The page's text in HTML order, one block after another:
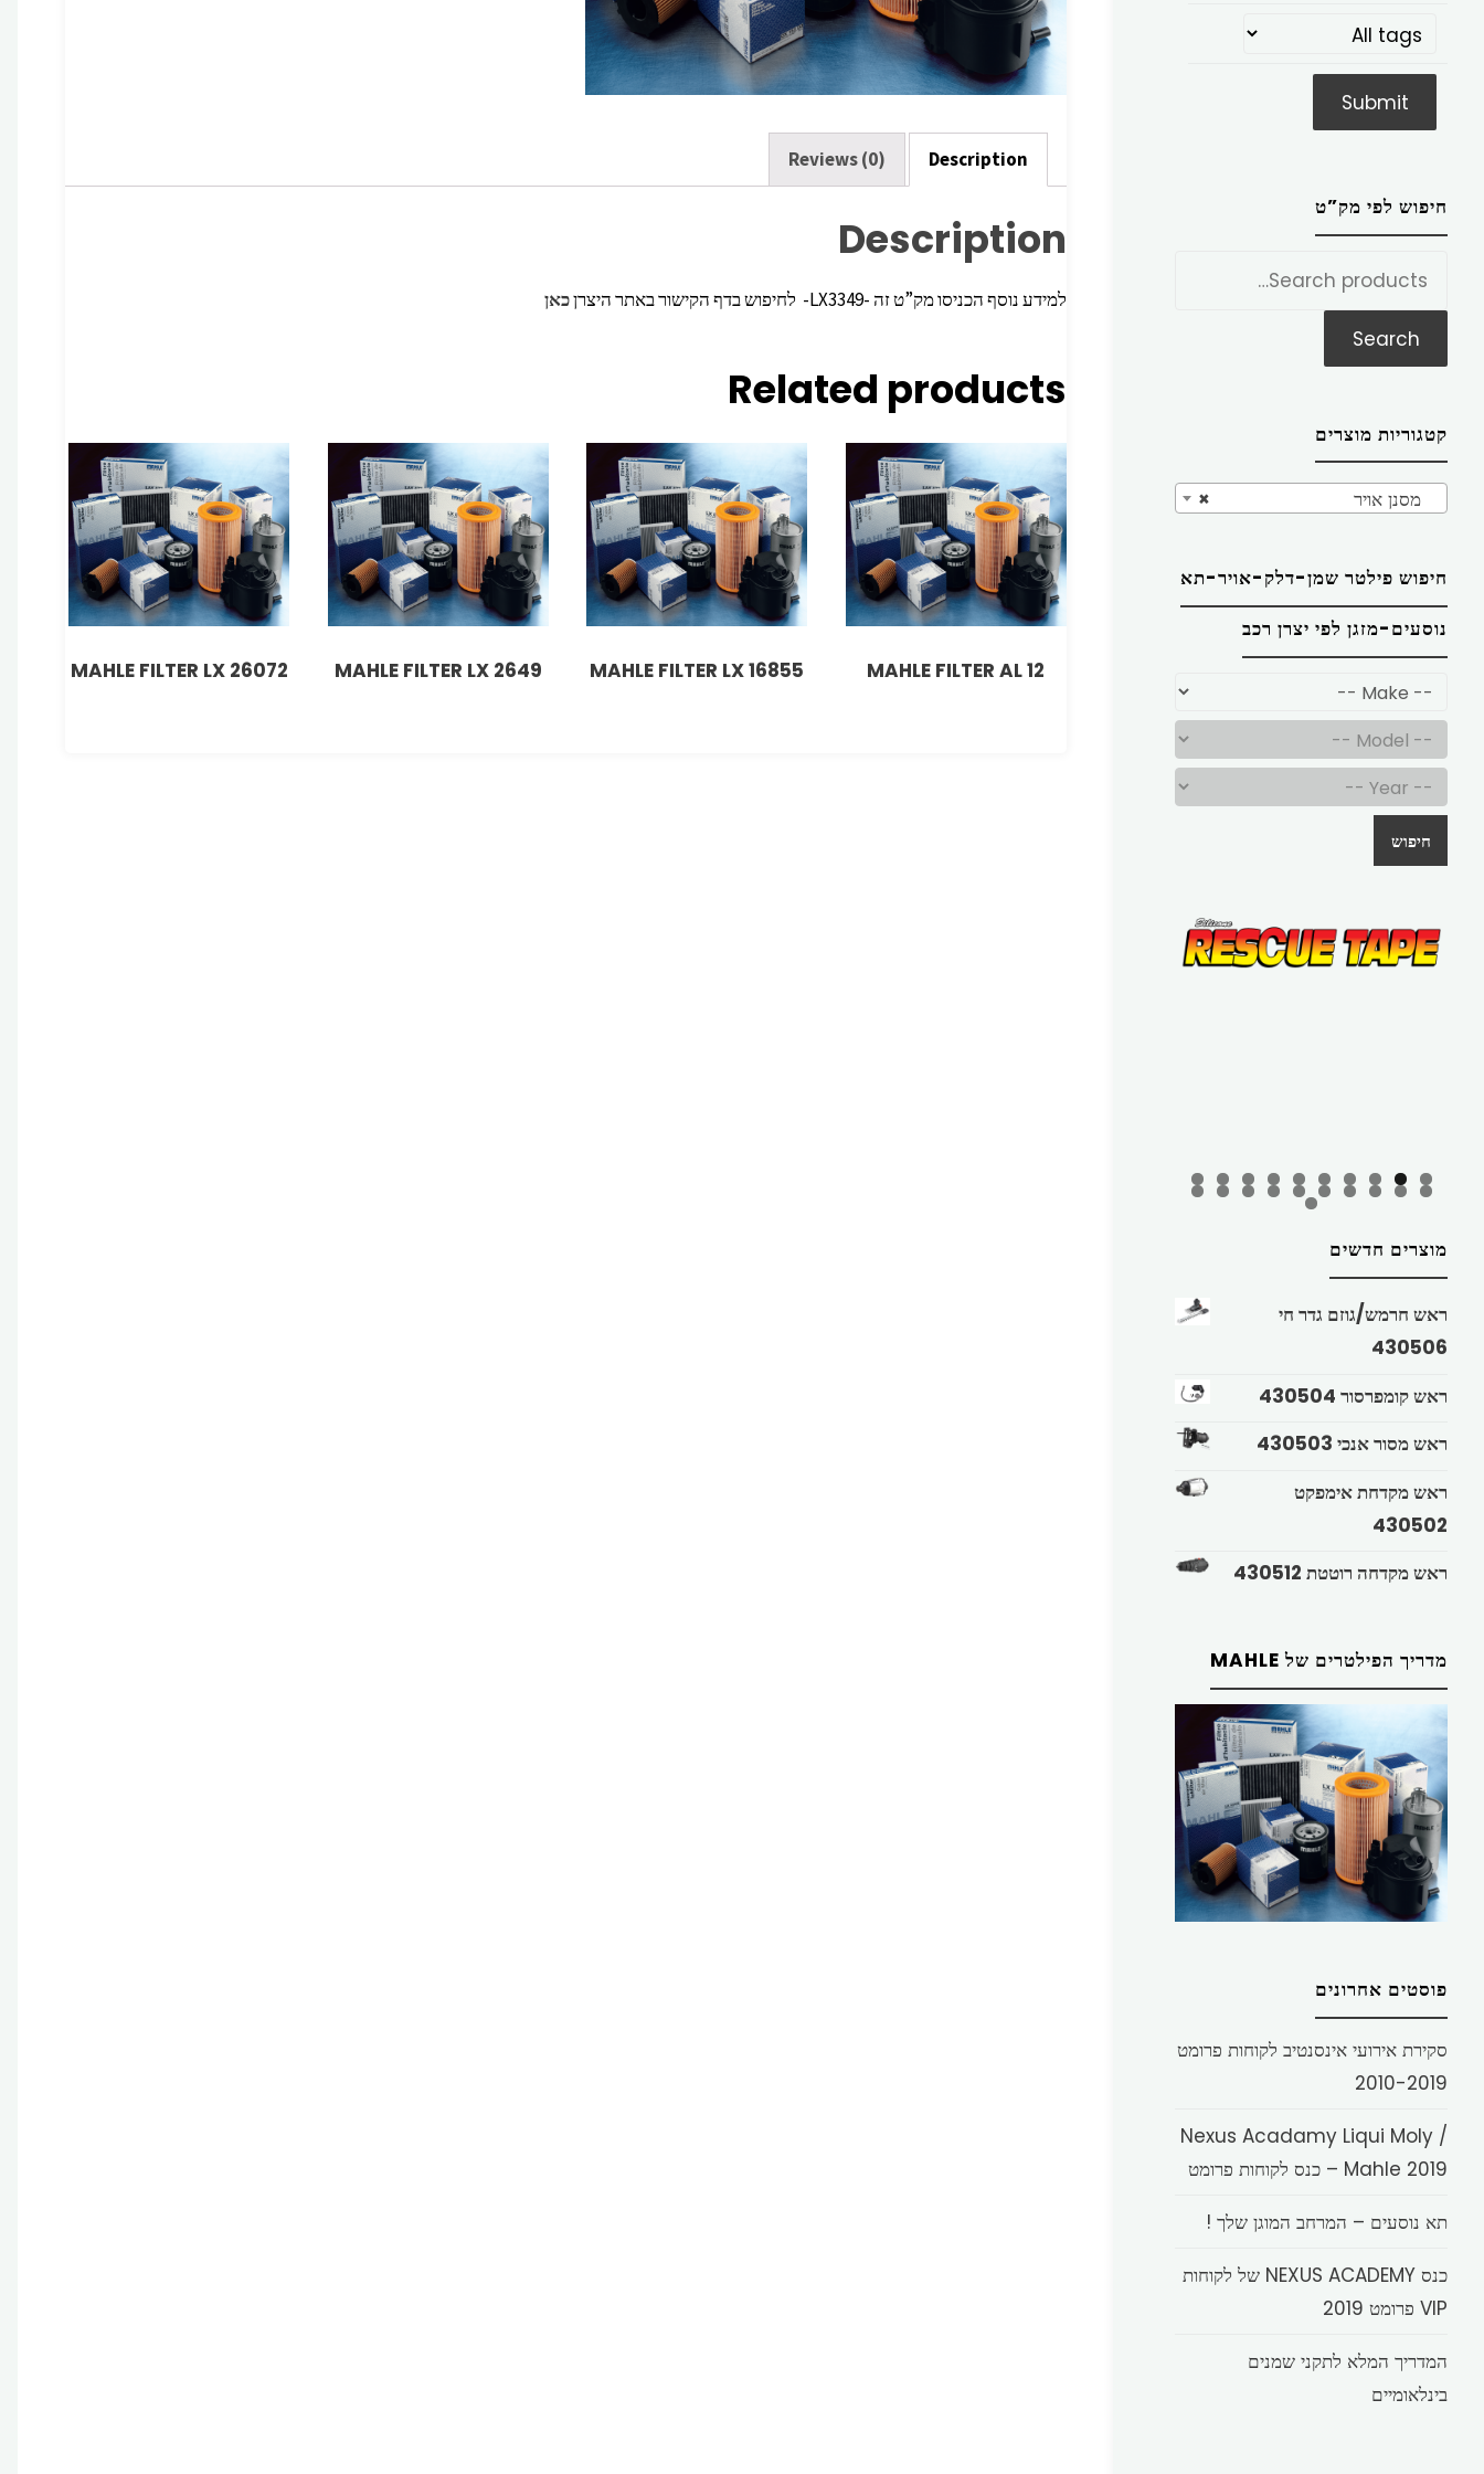
Description
Reviews (0)
Description
למידע נוסף הכניסו מק”ט זה -LX3349- לחיפוש בדף הקישור באתר היצרן כאן
Related products
MAHLE FILTER AL 12
MAHLE FILTER LX 16855
MAHLE FILTER LX 2649
MAHLE FILTER LX 26072
חיפוש לפי מק”ט
Search
קטגוריות מוצרים
× מסנן אויר
חיפוש פילטר שמן-דלק-אויר-תא
נוסעים-מזגן לפי יצרן רכב
חיפוש
מוצרים חדשים
ראש חרמש/גוזם גדר חי
430506
ראש קומפרסור 430504
ראש מסור אנכי 430503
ראש מקדחת אימפקט
430502
ראש מקדחה רוטטת 430512
מדריך הפילטרים של MAHLE
פוסטים אחרונים
סקירת אירועי אינסנטיב לקוחות פרומט
2010-2019
Nexus Acadamy Liqui Moly /
Mahle 2019 – כנס לקוחות פרומט
תא נוסעים – המרחב המוגן שלך !
כנס NEXUS ACADEMY של לקוחות
VIP פרומט 2019
המדריך המלא לתקני שמנים
בינלאומיים